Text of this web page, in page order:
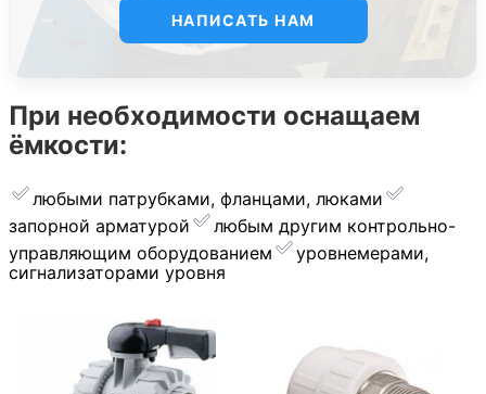
НАПИСАТЬ НАМ
При необходимости оснащаем
ёмкости:
любыми патрубками, фланцами, люками
запорной арматурой
︎любым другим контрольно-
управляющим оборудованием
уровнемерами,
сигнализаторами уровня